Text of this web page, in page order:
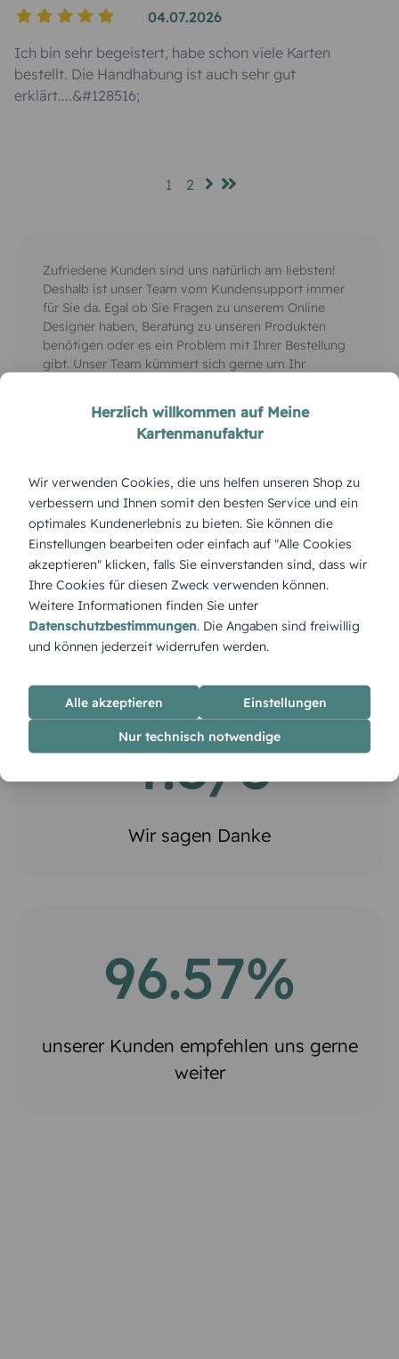
Zufriedene Kunden sind uns natürlich am liebsten!
Deshalb ist unser Team vom Kundensupport immer
für Sie da. Egal ob Sie Fragen zu unserem Online
Designer haben, Beratung zu unseren Produkten
benötigen oder es ein Problem mit Ihrer Bestellung
gibt. Unser Team kümmert sich gerne um Ihr
Setzen Sie sich einfach unter
oder per E-Mail unter
service@meine-kartenmanufaktur.de
mit unserem Team in Verbindung
Wir freuen uns auf Sie.
4.8/5
Wir sagen Danke
96.57%
unserer Kunden empfehlen uns gerne
weiter
04.07.2026
Ich bin sehr begeistert, habe schon viele Karten
bestellt. Die Handhabung ist auch sehr gut
erklärt....&#128516;
1 2
Herzlich willkommen auf Meine
Kartenmanufaktur
Wir verwenden Cookies, die uns helfen unseren Shop zu
verbessern und Ihnen somit den besten Service und ein
optimales Kundenerlebnis zu bieten. Sie können die
Einstellungen bearbeiten oder einfach auf "Alle Cookies
akzeptieren" klicken, falls Sie einverstanden sind, dass wir
Ihre Cookies für diesen Zweck verwenden können.
Weitere Informationen finden Sie unter
Datenschutzbestimmungen. Die Angaben sind freiwillig
und können jederzeit widerrufen werden.
Alle akzeptieren Einstellungen
Nur technisch notwendige